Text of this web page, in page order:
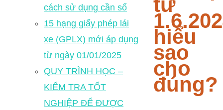
hiểu
sao
cho
đúng?
cách sử dụng cần số
15 hạng giấy phép lái
xe (GPLX) mới áp dụng
từ ngày 01/01/2025
QUY TRÌNH HỌC –
KIỂM TRA TỐT
NGHIỆP ĐỂ ĐƯỢC